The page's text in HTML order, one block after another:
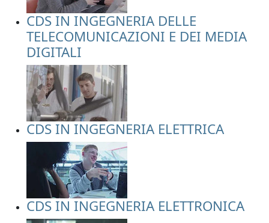
CDS IN INGEGNERIA DELLE
TELECOMUNICAZIONI E DEI MEDIA
DIGITALI
CDS IN INGEGNERIA ELETTRICA
CDS IN INGEGNERIA ELETTRONICA